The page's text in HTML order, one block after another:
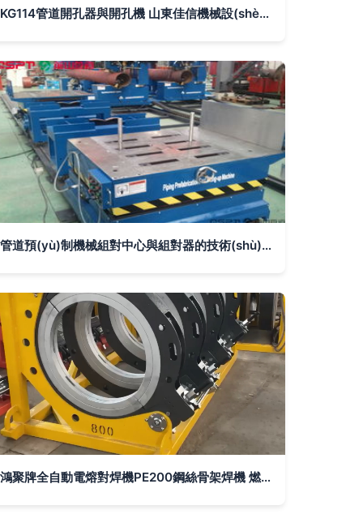
KG114管道開孔器與開孔機 山東佳信機械設(shè)備專業(yè)解析
管道預(yù)制機械組對中心與組對器的技術(shù)特點及應(yīng)用優(yōu)勢
鴻聚牌全自動電熔對焊機PE200鋼絲骨架焊機 燃氣管道焊接的專業(yè)之選